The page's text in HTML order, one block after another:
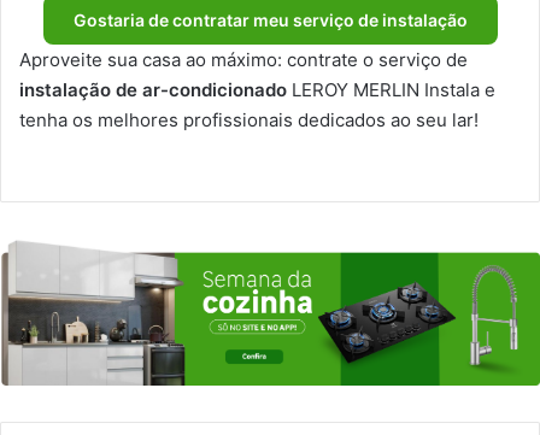
Gostaria de contratar meu serviço de instalação
Aproveite sua casa ao máximo: contrate o serviço de
instalação de ar-condicionado LEROY MERLIN Instala e
tenha os melhores profissionais dedicados ao seu lar!